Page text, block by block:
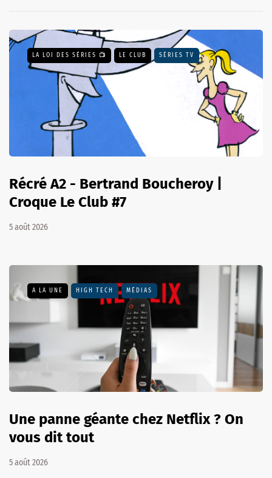
LA LOI DES SÉRIES 📺 LE CLUB SÉRIES TV
Récré A2 - Bertrand Boucheroy |
Croque Le Club #7
5 août 2026
A LA UNE HIGH TECH MÉDIAS
Une panne géante chez Netflix ? On
vous dit tout
5 août 2026